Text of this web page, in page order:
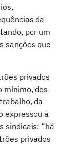
da
por um
sanções que
privados
mínimo, dos
da
expressou a
sindicais: “há
privados